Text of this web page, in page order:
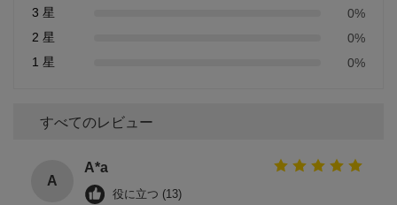
3 星
0%
2 星
0%
1 星
0%
すべてのレビュー
A
A*a
役に立つ (13)